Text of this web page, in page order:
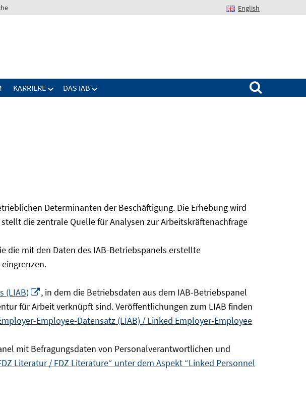
English
KARRIERE DAS IAB
Suchen nach:
Determinanten der Beschäftigung. Die Erhebung wird
die zentrale Quelle für Analysen zur Arbeitskräftenachfrage
die mit den Daten des IAB-Betriebspanels erstellte
(LIAB)
In
neuem
Fenster
, in dem die Betriebsdaten aus dem IAB-Betriebspanel
für Arbeit verknüpft sind. Veröffentlichungen zum LIAB finden
Employee-Datensatz (LIAB) / Linked Employer-Employee
mit Befragungsdaten von Personalverantwortlichen und
Literatur / FDZ Literature“ unter dem Aspekt “Linked Personnel